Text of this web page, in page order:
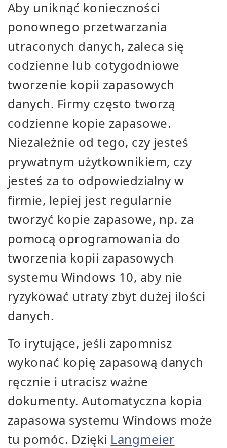
Aby uniknąć konieczności
ponownego przetwarzania
utraconych danych, zaleca się
codzienne lub cotygodniowe
tworzenie kopii zapasowych
danych. Firmy często tworzą
codzienne kopie zapasowe.
Niezależnie od tego, czy jesteś
prywatnym użytkownikiem, czy
jesteś za to odpowiedzialny w
firmie, lepiej jest regularnie
tworzyć kopie zapasowe, np. za
pomocą oprogramowania do
tworzenia kopii zapasowych
systemu Windows 10, aby nie
ryzykować utraty zbyt dużej ilości
danych.
To irytujące, jeśli zapomnisz
wykonać kopię zapasową danych
ręcznie i utracisz ważne
dokumenty. Automatyczna kopia
zapasowa systemu Windows może
tu pomóc. Dzięki Langmeier